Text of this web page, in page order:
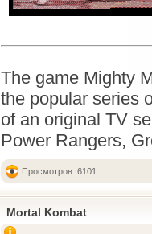
The game Mighty
the popular series
of an original TV
Power Rangers,
Просмотров: 6101
Mortal Kombat